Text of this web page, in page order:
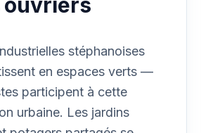
stéphanoises
en espaces verts —
participent à cette
urbaine. Les jardins